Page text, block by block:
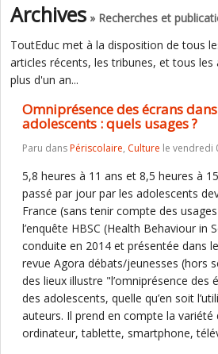
Archives » Recherches et
ToutEduc met à la disposition de tous
articles récents, les tribunes, et tous les
plus d'un an...
Omniprésence des écrans
adolescents : quels usages ?
Paru dansPériscolaire, Culture le vendredi
5,8 heures à 11 ans et 8,5 heures à
passé par jour par les adolescents
France (sans tenir compte des
l’enquête HBSC (Health Behaviour in
conduite en 2014 et présentée dans
revue Agora débats/jeunesses (hors
des lieux illustre "l’omniprésence des
des adolescents, quelle qu’en soit
auteurs. Il prend en compte la variété
ordinateur, tablette, smartphone,